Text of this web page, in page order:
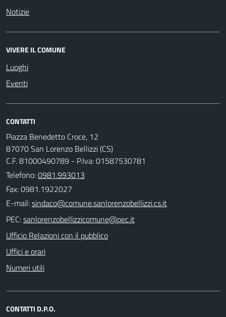
Notizie
VIVERE IL COMUNE
Luoghi
Eventi
CONTATTI
Piazza Benedetto Croce, 12
87070 San Lorenzo Bellizzi (CS)
C.F. 81000490789 - P.Iva: 01587530781
Telefono:0981.993013
Fax: 0981.1922027
E-mail:
PEC:
Ufficio Relazioni con il pubblico
Uffici e orari
Numeri utili
CONTATTI D.P.O.